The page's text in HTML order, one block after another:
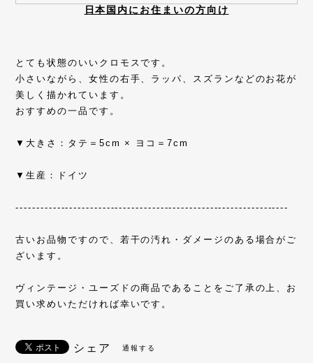
日本国内にお住まいの方向け
とても状態のいいクロモスです。
小さいながら、女性の右手、ラッパ、スズランなどのお花が
美しく描かれています。
おすすめの一品です。
▼大きさ：タテ＝5cm × ヨコ＝7cm
▼生産：ドイツ
------------------------------------------------------------------
古いお品物ですので、若干の汚れ・ダメージのある場合がご
ざいます。
ヴィンテージ・ユーズドの商品であることをご了承の上、お
買い求めいただければ幸いです。
シェア 通報する